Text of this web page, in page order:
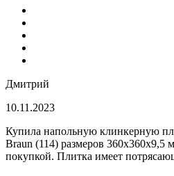
Дмитрий
10.11.2023
Купила напольную клинкерную
Braun (114) размеров 360x360x9,5
покупкой. Плитка имеет